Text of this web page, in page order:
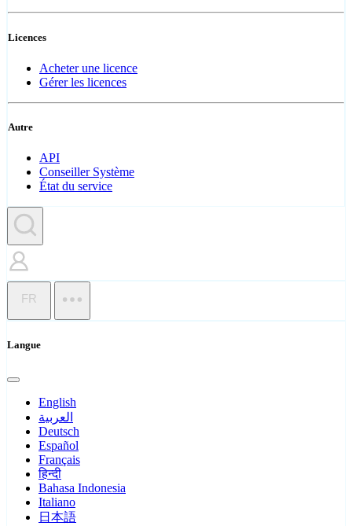
Licences
Acheter une licence
Gérer les licences
Autre
API
Conseiller Système
État du service
FR
Langue
English
العربية
Deutsch
Español
Français
हिन्दी
Bahasa Indonesia
Italiano
日本語